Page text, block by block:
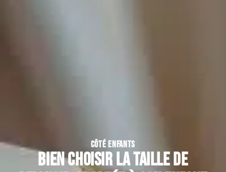
CÔTÉ ENFANTS
Bien choisir la taille de